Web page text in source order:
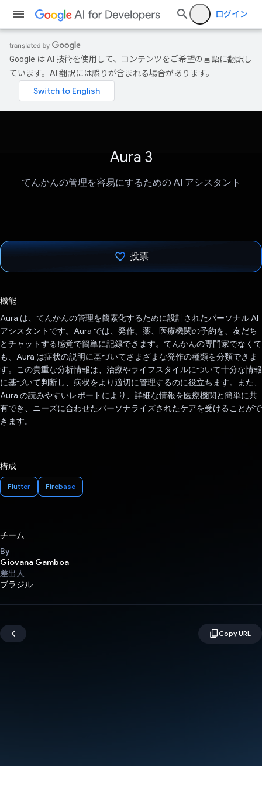
ログイン
Google は AI 技術を使用して、コンテンツをご希望の言語に翻訳し
ています。AI 翻訳には誤りが含まれる場合があります。
Aura 3
てんかんの管理を容易にするための AI アシスタント
投票
機能
Aura は、てんかんの管理を簡素化するために設計されたパーソナル AI
アシスタントです。Aura では、発作、薬、医療機関の予約を、友だち
とチャットする感覚で簡単に記録できます。てんかんの専門家でなくて
も、Aura は症状の説明に基づいてさまざまな発作の種類を分類できま
す。この貴重な分析情報は、治療やライフスタイルについて十分な情報
に基づいて判断し、病状をより適切に管理するのに役立ちます。また、
Aura の読みやすいレポートにより、詳細な情報を医療機関と簡単に共
有でき、ニーズに合わせたパーソナライズされたケアを受けることがで
きます。
構成
Flutter Firebase
チーム
By
Giovana Gamboa
差出人
ブラジル